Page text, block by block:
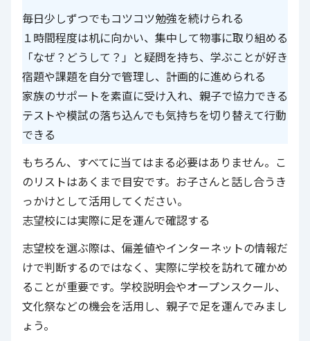
毎日少しずつでもコツコツ勉強を続けられる
１時間程度は机に向かい、集中して物事に取り組める
「なぜ？どうして？」と疑問を持ち、学ぶことが好き
宿題や課題を自分で管理し、計画的に進められる
家族のサポートを素直に受け入れ、親子で協力できる
テストや模試の落ち込んでも気持ちを切り替えて行動
できる
もちろん、すべてに当てはまる必要はありません。こ
のリストはあくまで目安です。お子さんと話し合うき
っかけとして活用してください。
志望校には実際に足を運んで確認する
志望校を選ぶ際は、偏差値やインターネットの情報だ
けで判断するのではなく、実際に学校を訪れて確かめ
ることが重要です。学校説明会やオープンスクール、
文化祭などの機会を活用し、親子で足を運んでみまし
ょう。